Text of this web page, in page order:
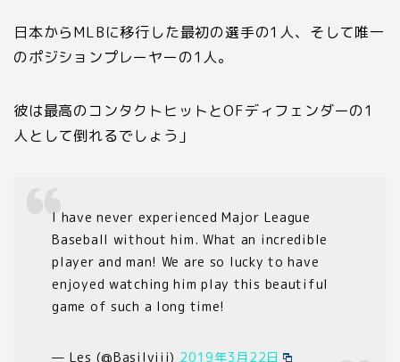
日本からMLBに移行した最初の選手の1人、そして唯一
のポジションプレーヤーの1人。
彼は最高のコンタクトヒットとOFディフェンダーの1
人として倒れるでしょう」
I have never experienced Major League
Baseball without him. What an incredible
player and man! We are so lucky to have
enjoyed watching him play this beautiful
game of such a long time!
— Les (@Basilviii) 2019年3月22日